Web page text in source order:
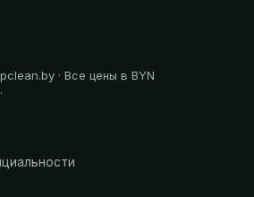
· Все цены в BYN